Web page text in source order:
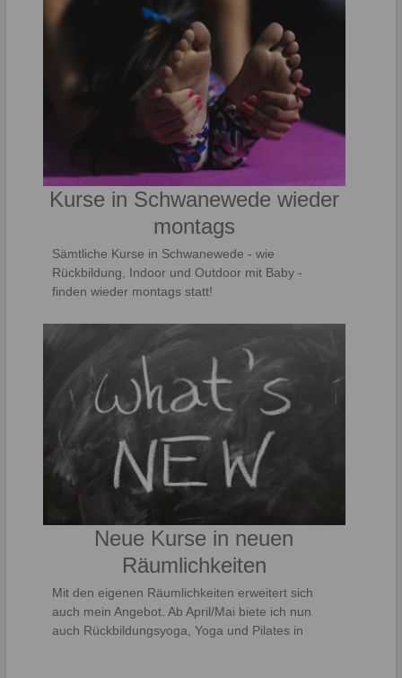
Kurse in Schwanewede wieder
montags
Sämtliche Kurse in Schwanewede - wie
Rückbildung, Indoor und Outdoor mit Baby -
finden wieder montags statt!
Neue Kurse in neuen
Räumlichkeiten
Mit den eigenen Räumlichkeiten erweitert sich
auch mein Angebot. Ab April/Mai biete ich nun
auch Rückbildungsyoga, Yoga und Pilates in